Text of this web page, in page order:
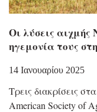
Οι λύσεις αιχμής
ηγεμονία τους
14 Ιανουαρίου 2025
Τρεις διακρίσεις
American Society of